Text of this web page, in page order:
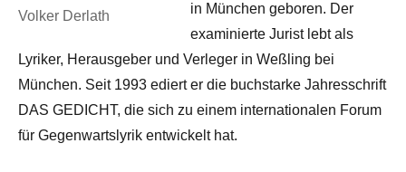
Volker Derlath
in München geboren. Der
examinierte Jurist lebt als
Lyriker, Herausgeber und Verleger in Weßling bei
München. Seit 1993 ediert er die buchstarke Jahresschrift
DAS GEDICHT, die sich zu einem internationalen Forum
für Gegenwartslyrik entwickelt hat.